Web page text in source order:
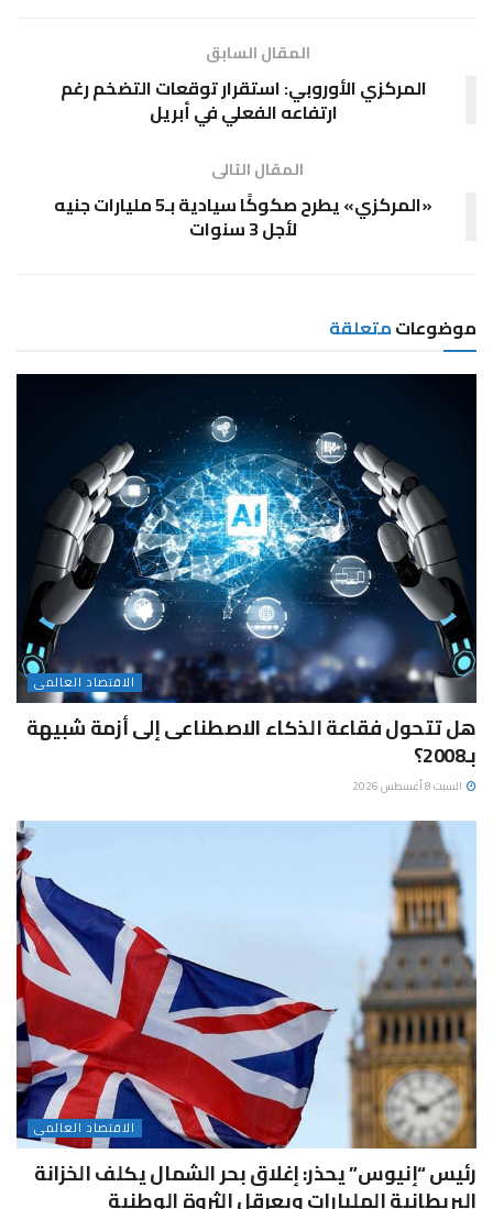
المقال السابق
المركزي الأوروبي: استقرار توقعات التضخم رغم
ارتفاعه الفعلي في أبريل
المقال التالى
«المركزي» يطرح صكوكًا سيادية بـ5 مليارات جنيه
لأجل 3 سنوات
موضوعاتمتعلقة
الاقتصاد العالمى
هل تتحول فقاعة الذكاء الاصطناعى إلى أزمة شبيهة
بـ2008؟
السبت 8 أغسطس 2026
الاقتصاد العالمى
رئيس “إنيوس” يحذر: إغلاق بحر الشمال يكلف الخزانة
البريطانية المليارات ويعرقل الثروة الوطنية